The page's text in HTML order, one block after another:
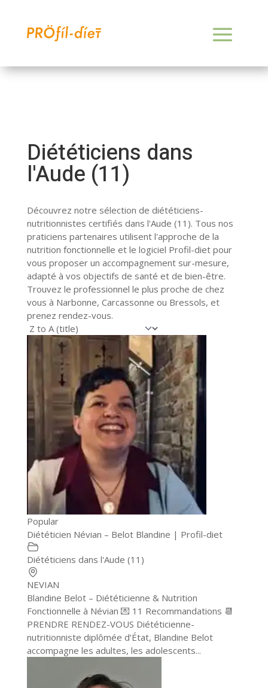
Diététiciens dans
l'Aude (11)
Découvrez notre sélection de diététiciens-
nutritionnistes certifiés dans l'Aude (11). Tous nos
praticiens partenaires utilisent l'approche de la
nutrition fonctionnelle et le logiciel Profil-diet pour
vous proposer un accompagnement sur-mesure,
adapté à vos objectifs de santé et de bien-être.
Trouvez le professionnel le plus proche de chez
vous à Narbonne, Carcassonne ou Bressols, et
prenez rendez-vous.
Popular
Diététicien Névian – Belot Blandine | Profil-diet
Diététiciens dans l'Aude (11)
NEVIAN
Blandine Belot – Diététicienne & Nutrition
Fonctionnelle à Névian 💌 11 Recommandations 📆
PRENDRE RENDEZ-VOUS Diététicienne-
nutritionniste diplômée d’État, Blandine Belot
accompagne les adultes, les adolescents...